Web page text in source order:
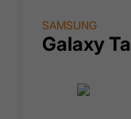
SAMSUNG
Galaxy